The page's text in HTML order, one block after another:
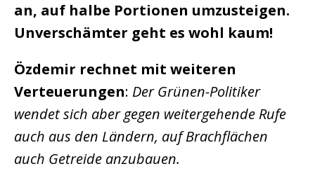
an, auf halbe Portionen umzusteigen.
Unverschämter geht es wohl kaum!
Özdemir rechnet mit weiteren
Verteuerungen: Der Grünen-Politiker
wendet sich aber gegen weitergehende Rufe
auch aus den Ländern, auf Brachflächen
auch Getreide anzubauen.